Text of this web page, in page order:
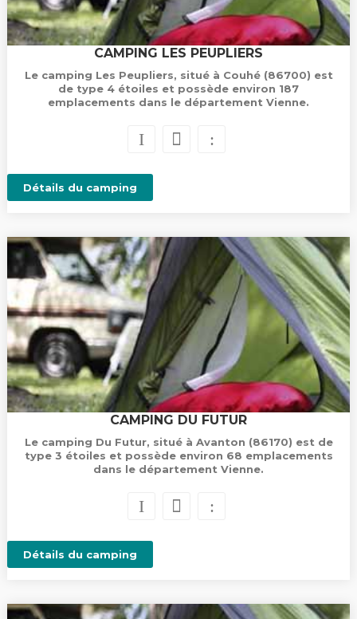
CAMPING LES PEUPLIERS
Le camping Les Peupliers, situé à Couhé (86700) est
de type 4 étoiles et possède environ 187
emplacements dans le département Vienne.
Détails du camping
CAMPING DU FUTUR
Le camping Du Futur, situé à Avanton (86170) est de
type 3 étoiles et possède environ 68 emplacements
dans le département Vienne.
Détails du camping